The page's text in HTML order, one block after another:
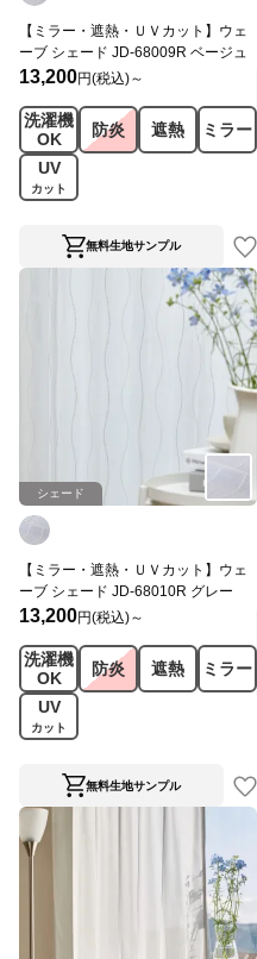
【ミラー・遮熱・ＵＶカット】ウェ
ーブ シェード JD-68009R ベージュ
13,200円(税込)～
洗濯機
OK
防炎 遮熱
ミラー
UV
カット
無料生地サンプル
シェード
【ミラー・遮熱・ＵＶカット】ウェ
ーブ シェード JD-68010R グレー
13,200円(税込)～
洗濯機
OK
防炎 遮熱
ミラー
UV
カット
無料生地サンプル